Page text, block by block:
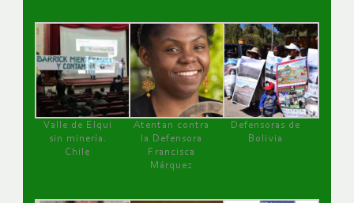
Valle de Elqui
sin minería.
Chile
Atentan contra
la Defensora
Francisca
Márquez
Defensoras de
Bolivia